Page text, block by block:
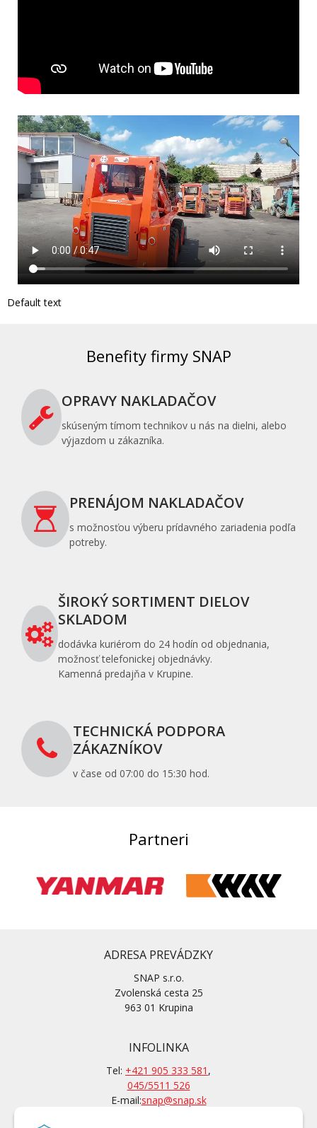
Default text
Benefity firmy SNAP
OPRAVY NAKLADAČOV
skúseným tímom technikov u nás na dielni, alebo
výjazdom u zákazníka.
PRENÁJOM NAKLADAČOV
s možnosťou výberu prídavného zariadenia podľa
potreby.
ŠIROKÝ SORTIMENT DIELOV
SKLADOM
dodávka kuriérom do 24 hodín od objednania,
možnosť telefonickej objednávky.
Kamenná predajňa v Krupine.
TECHNICKÁ PODPORA
ZÁKAZNÍKOV
v čase od 07:00 do 15:30 hod.
Partneri
ADRESA PREVÁDZKY
SNAP s.r.o.
Zvolenská cesta 25
963 01 Krupina
INFOLINKA
Tel: +421 905 333 581 ,
045/5511 526
E-mail:snap@snap.sk